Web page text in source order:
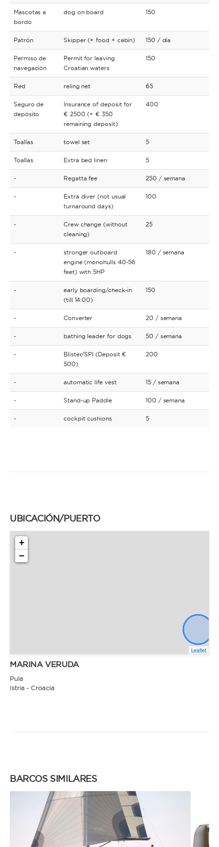
Mascotas a
bordo
dog on board 150
Patrón Skipper (+ food + cabin) 150 / día
Permiso de
navegación
Permit for leaving
Croatian waters
150
Red reling net 65
Seguro de
depósito
Insurance of deposit for
€ 2500 (+ € 350
remaining deposit)
400
Toallas towel set 5
Toallas Extra bed linen 5
- Regatta fee 250 / semana
-
Extra diver (not usual
turnaround days)
100
-
Crew change (without
cleaning)
25
-
stronger outboard
engine (monohulls 40-56
feet) with 5HP
180 / semana
-
early boarding/check-in
(till 14:00)
150
- Converter 20 / semana
- bathing leader for dogs 50 / semana
-
Blister/SPI (Deposit €
500)
200
- automatic life vest 15 / semana
- Stand-up Paddle 100 / semana
- cockpit cushions 5
UBICACIÓN/PUERTO
+
−
Leaflet
MARINA VERUDA
Pula
Istria - Croacia
BARCOS SIMILARES